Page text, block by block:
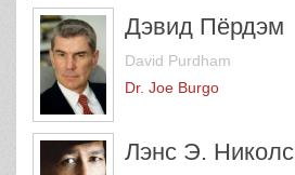
Дэвид Пёрдэм
David Purdham
Dr. Joe Burgo
Лэнс Э. Николс